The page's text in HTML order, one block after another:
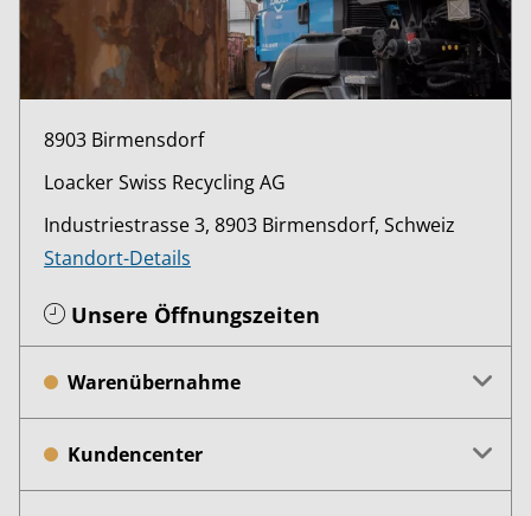
8903 Birmensdorf
Loacker Swiss Recycling AG
Industriestrasse 3, 8903 Birmensdorf, Schweiz
Standort-Details
Unsere Öffnungszeiten
Warenübernahme
Kundencenter